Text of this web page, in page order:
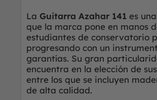
La Guitarra Azahar 141 es
que la marca pone en manos
estudiantes de conservatorio
progresando con un
garantías. Su gran
encuentra en la elección de
entre los que se incluyen
de alta calidad.